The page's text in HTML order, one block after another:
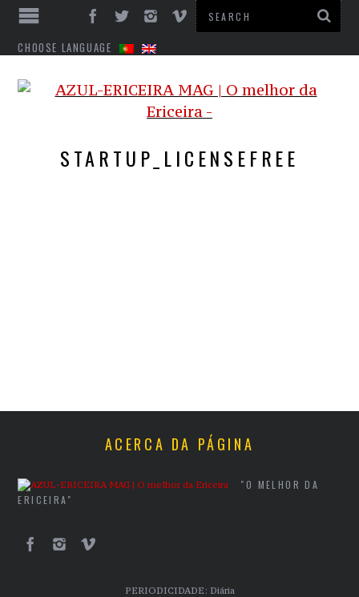
CHOOSE LANGUAGE
STARTUP_LICENSEFREE
ACERCA DA PÁGINA
"O MELHOR DA
ERICEIRA"
PERIODICIDADE: Diária